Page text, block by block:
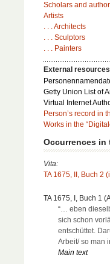
Scholars and
Artists
. . . Architects
. . . Sculptors
. . . Painters
External resources
Getty Union List of
Virtual Internet
Person’s record in
Works in the
Occurrences in
Vita:
TA 1675, II, Buch 2
TA 1675, I, Buch 1
“… eben
sich schon
entschüttet.
Arbeit/ so man
Main text